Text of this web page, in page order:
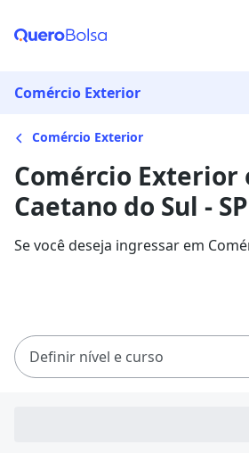
Comércio Exterior
Comércio Exterior
Comércio Exterior
Caetano do Sul - SP
Se você deseja ingressar em
Definir nível e curso